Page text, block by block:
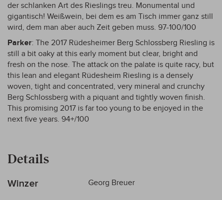
der schlanken Art des Rieslings treu. Monumental und
gigantisch! Weißwein, bei dem es am Tisch immer ganz still
wird, dem man aber auch Zeit geben muss. 97-100/100
Parker: The 2017 Rüdesheimer Berg Schlossberg Riesling is
still a bit oaky at this early moment but clear, bright and
fresh on the nose. The attack on the palate is quite racy, but
this lean and elegant Rüdesheim Riesling is a densely
woven, tight and concentrated, very mineral and crunchy
Berg Schlossberg with a piquant and tightly woven finish.
This promising 2017 is far too young to be enjoyed in the
next five years. 94+/100
Details
Mehr
Winzer Georg Breuer